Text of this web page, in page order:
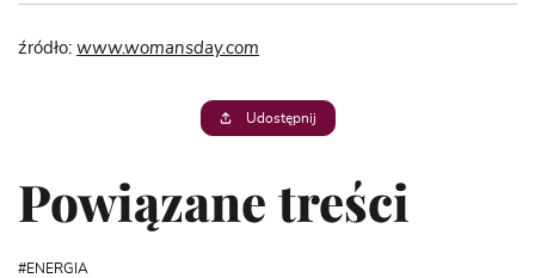
źródło: www.womansday.com
Udostępnij
Powiązane treści
ENERGIA